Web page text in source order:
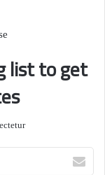
list to get
بريدك